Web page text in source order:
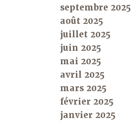
septembre 2025
août 2025
juillet 2025
juin 2025
mai 2025
avril 2025
mars 2025
février 2025
janvier 2025